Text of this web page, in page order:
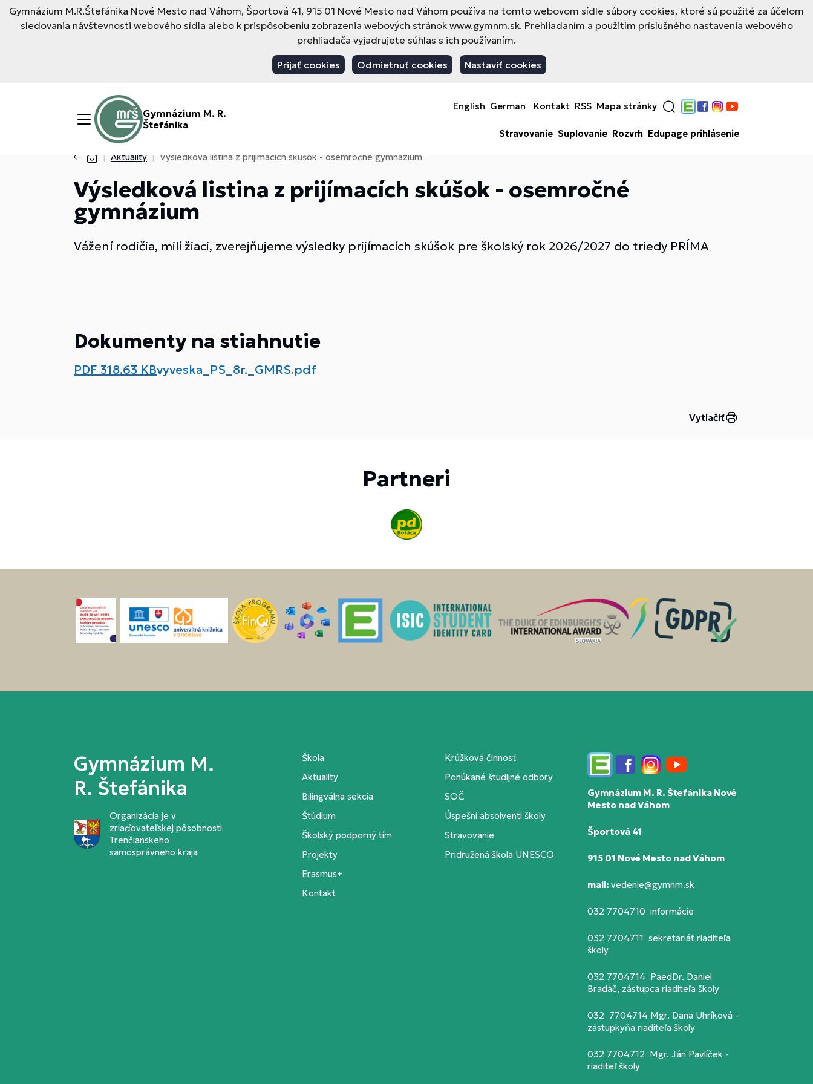
Gymnázium M.R.Štefánika Nové Mesto nad Váhom, Športová 41, 915 01 Nové Mesto nad Váhom používa na tomto webovom sídle súbory cookies, ktoré sú použité za účelom
sledovania návštevnosti webového sídla alebo k prispôsobeniu zobrazenia webových stránok www.gymnm.sk. Prehliadaním a použitím príslušného nastavenia webového
prehliadača vyjadrujete súhlas s ich používaním.
Prijať cookies Odmietnuť cookies Nastaviť cookies
Gymnázium M. R.
Štefánika
English German Kontakt RSS Mapa stránky
Edupage
Facebook
Instagram
YouTube
Stravovanie Suplovanie Rozvrh Edupage prihlásenie
Aktuality Výsledková listina z prijímacích skúšok - osemročné gymnázium
Výsledková listina z prijímacích skúšok - osemročné
gymnázium
Vážení rodičia, milí žiaci, zverejňujeme výsledky prijímacích skúšok pre školský rok 2026/2027 do triedy PRÍMA
Dokumenty na stiahnutie
PDF 318.63 KBvyveska_PS_8r._GMRS.pdf
Vytlačiť
Partneri
Gymnázium M.
R. Štefánika
Organizácia je v
zriaďovateľskej pôsobnosti
Trenčianskeho
samosprávneho kraja
Škola
Aktuality
Bilingválna sekcia
Štúdium
Školský podporný tím
Projekty
Erasmus+
Kontakt
Krúžková činnosť
Ponúkané študijné odbory
SOČ
Úspešní absolventi školy
Stravovanie
Pridružená škola UNESCO
EdupageFacebookInstagramYouTube
Gymnázium M. R. Štefánika Nové
Mesto nad Váhom
Športová 41
915 01 Nové Mesto nad Váhom
mail: vedenie@gymnm.sk
032 7704710 informácie
032 7704711 sekretariát riaditeľa
školy
032 7704714 PaedDr. Daniel
Bradáč, zástupca riaditeľa školy
032 7704714 Mgr. Dana Uhríková -
zástupkyňa riaditeľa školy
032 7704712 Mgr. Ján Pavlíček -
riaditeľ školy